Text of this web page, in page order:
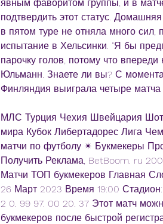
явным фаворитом группы, и в
подтвердить этот статус.
в пятом туре не отняла много сил,
испытание в Хельсинки. "Я бы
парочку голов, потому что
Юльманн. Знаете ли вы? С
Финляндия выиграла четыре матча
МЛС Турция Чехия Швейцария
мира Кубок Либертадорес Лига
матчи по футболу ✴ Букмекеры
Получить Реклама, BetBoom. ru
Матчи ТОП букмекеров Главная
26 Март 2023 Время 19:00
2 0. 99 97. 00 20. 37 Этот матч
букмекеров после быстрой